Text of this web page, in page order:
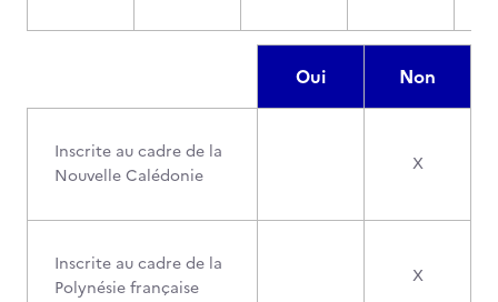
Oui Non
Inscrite au cadre de la
Nouvelle Calédonie
X
Inscrite au cadre de la
Polynésie française
X